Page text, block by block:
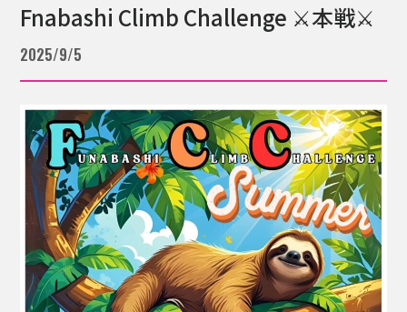
Fnabashi Climb Challenge ⚔本戦⚔
2025/9/5